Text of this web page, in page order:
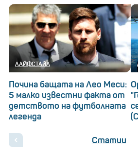
ЛАЙФСТАЙЛ
Почина бащата на Лео Меси:
5 малко известни факта от
детството на футболната
легенда
Статии